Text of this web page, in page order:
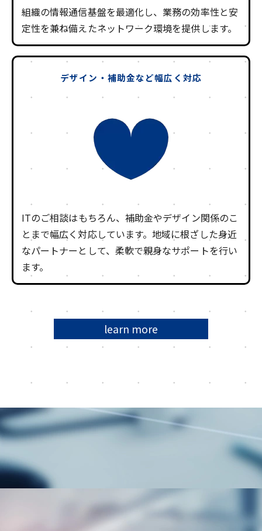
組織の情報通信基盤を最適化し、業務の効率性と安
定性を兼ね備えたネットワーク環境を提供します。
デザイン・補助金など幅広く対応
ITのご相談はもちろん、補助金やデザイン関係のこ
とまで幅広く対応しています。地域に根ざした身近
なパートナーとして、柔軟で親身なサポートを行い
ます。
learn more